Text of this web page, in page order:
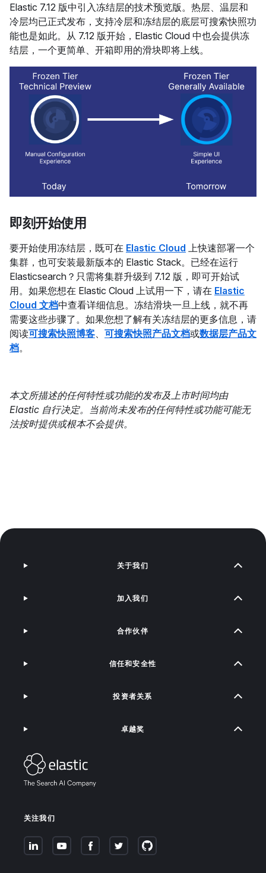
Elastic 7.12 版中引入冻结层的技术预览版。热层、温层和
冷层均已正式发布，支持冷层和冻结层的底层可搜索快照功
能也是如此。从 7.12 版开始，Elastic Cloud 中也会提供冻
结层，一个更简单、开箱即用的滑块即将上线。
即刻开始使用
要开始使用冻结层，既可在 Elastic Cloud 上快速部署一个
集群，也可安装最新版本的 Elastic Stack。已经在运行
Elasticsearch？只需将集群升级到 7.12 版，即可开始试
用。如果您想在 Elastic Cloud 上试用一下，请在 Elastic
Cloud 文档中查看详细信息。冻结滑块一旦上线，就不再
需要这些步骤了。如果您想了解有关冻结层的更多信息，请
阅读可搜索快照博客、 可搜索快照产品文档或数据层产品文
档。
本文所描述的任何特性或功能的发布及上市时间均由
Elastic 自行决定。当前尚未发布的任何特性或功能可能无
法按时提供或根本不会提供。
关注我们
关于我们
加入我们
合作伙伴
信任和安全性
投资者关系
卓越奖